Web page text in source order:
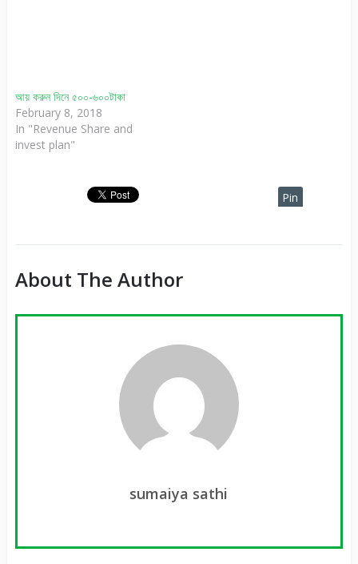
আয় করুন দিনে ৫০০-৬০০টাকা
February 8, 2018
In "Revenue Share and
invest plan"
Pin
About The Author
sumaiya sathi